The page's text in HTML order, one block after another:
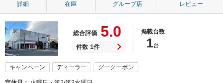
詳細 在庫 グループ店 レビュー
総合評価 5.0
件数 1件
掲載台数
1台
キャンペーン ディーラー グークーポン